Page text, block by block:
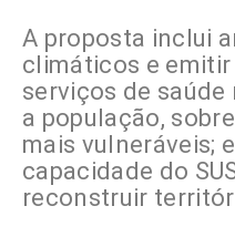
A proposta inclui
climáticos e
serviços de
a população,
mais vulneráveis;
capacidade do
reconstruir